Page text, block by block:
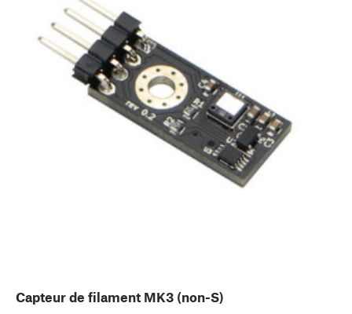
Capteur de filament MK3 (non-S)